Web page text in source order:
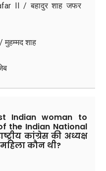
II / बहादुर शाह जफर
शाह
Indian woman to
the Indian National
कांग्रेस की अध्यक्ष
कौन थी?